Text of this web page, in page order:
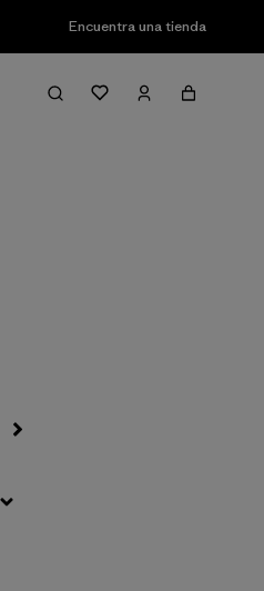
Encuentra una tienda
Filter & Sort